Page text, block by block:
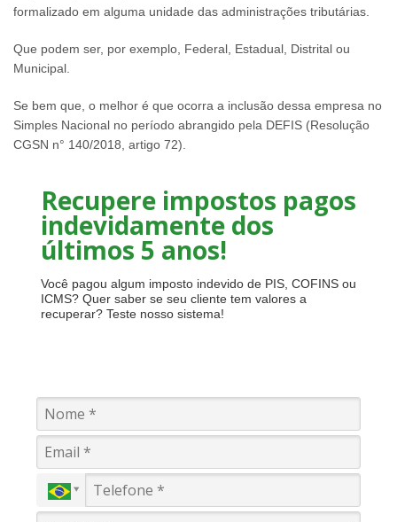
formalizado em alguma unidade das administrações tributárias.
Que podem ser, por exemplo, Federal, Estadual, Distrital ou
Municipal.
Se bem que, o melhor é que ocorra a inclusão dessa empresa no
Simples Nacional no período abrangido pela DEFIS (Resolução
CGSN n° 140/2018, artigo 72).
Recupere impostos pagos
indevidamente dos
últimos 5 anos!
Você pagou algum imposto indevido de PIS, COFINS ou
ICMS? Quer saber se seu cliente tem valores a
recuperar? Teste nosso sistema!